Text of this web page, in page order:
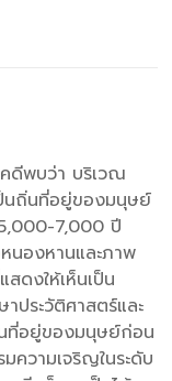
ดีพบว่า บริเวณ
นถิ่นที่อยู่ของมนุษย์
7,000 ปี
นองหานและภาพ
ดงให้เห็นเป็น
ประวัติศาสตร์และ
นที่อยู่ของมนุษย์ก่อน
ความเจริญในระดับ